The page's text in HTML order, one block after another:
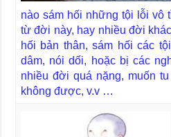
nào sám hối những tội lỗi vô
từ đời này, hay nhiều đời
hối bản thân, sám hối các
dâm, nói dối, hoặc bị các
nhiều đời quá nặng, muốn
không được, v.v …